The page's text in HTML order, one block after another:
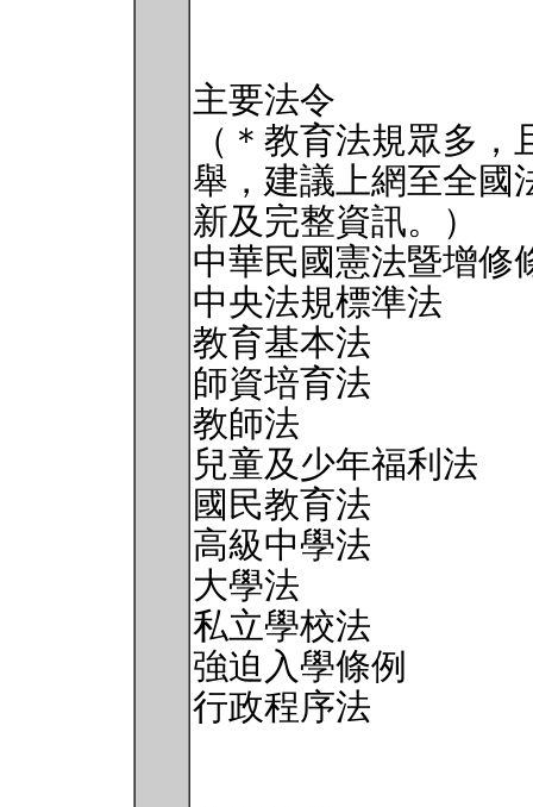
主要法令
（＊教育法規眾多
舉，建議上網至全國
新及完整資訊。）
中華民國憲法暨增修
中央法規標準法
教育基本法
師資培育法
教師法
兒童及少年福利法
國民教育法
高級中學法
大學法
私立學校法
強迫入學條例
行政程序法